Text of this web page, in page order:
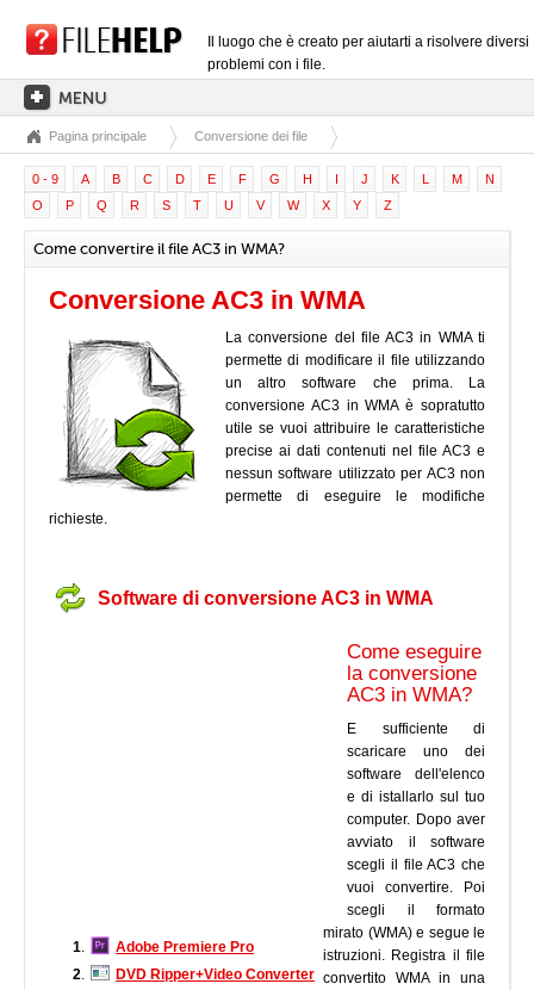
Il luogo che è creato per aiutarti a risolvere diversi
problemi con i file.
PAGINA PRINCIPALE
CATEGORIE DELLE ESTENSIONI
CATEGORIE DEI DRIVER
FILE DLL
CONVERSIONI DI FILE
SOFTWARE
Pagina principale Conversione dei file
0 - 9 A B C D E F G H I J K L M
N
O
P Q R S T U V W X Y Z
Come convertire il file AC3 in WMA?
Conversione AC3 in WMA
La conversione del file AC3 in WMA ti
permette di modificare il file utilizzando
un altro software che prima. La
conversione AC3 in WMA è sopratutto
utile se vuoi attribuire le caratteristiche
precise ai dati contenuti nel file AC3 e
nessun software utilizzato per AC3 non
permette di eseguire le modifiche
richieste.
Software di conversione AC3 in WMA
1
Adobe Premiere Pro
2
DVD Ripper+Video Converter
Come eseguire
la conversione
AC3 in WMA?
E sufficiente di
scaricare uno dei
software dell'elenco
e di istallarlo sul tuo
computer. Dopo aver
avviato il software
scegli il file AC3 che
vuoi convertire. Poi
scegli il formato
mirato (WMA) e segue le
istruzioni. Registra il file
convertito WMA in una